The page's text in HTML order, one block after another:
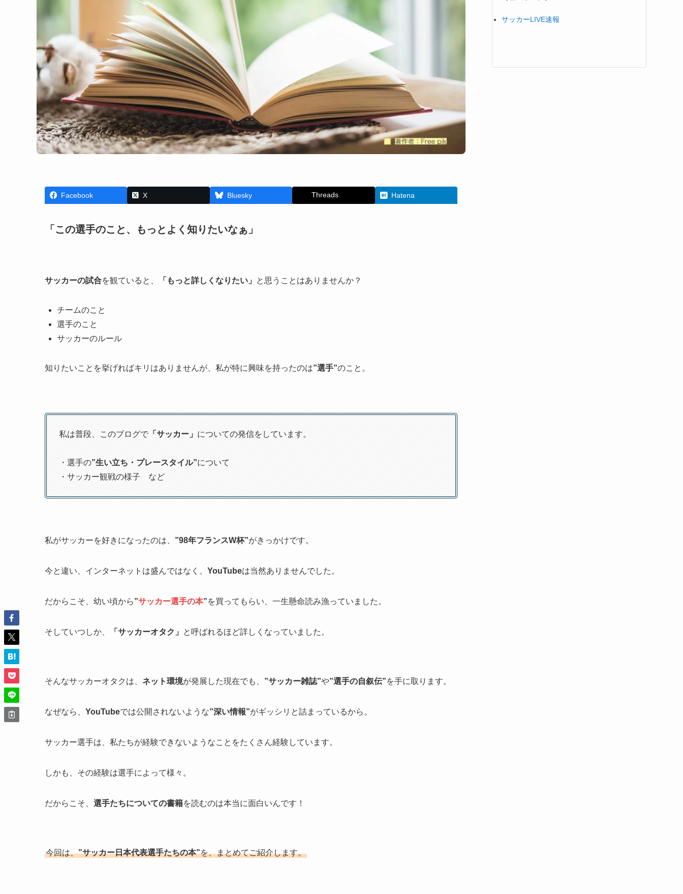
Facebook X Bluesky Threads Hatena
「この選手のこと、もっとよく知りたいなぁ」
サッカーの試合を観ていると、 「もっと詳しくなりたい」 と思うことはありませんか？
チームのこと
選手のこと
サッカーのルール
知りたいことを挙げればキリはありませんが、私が特に興味を持ったのは”選手”のこと。
私は普段、このブログで「サッカー」 についての発信をしています。
・選手の”生い立ち・プレースタイル”について
・サッカー観戦の様子 など
私がサッカーを好きになったのは、 ”98年フランスW杯”がきっかけです。
今と違い、インターネットは盛んではなく、 YouTubeは当然ありませんでした。
だからこそ、幼い頃から”サッカー選手の本”を買ってもらい、一生懸命読み漁っていました。
そしていつしか、 「サッカーオタク」 と呼ばれるほど詳しくなっていました。
そんなサッカーオタクは、 ネット環境が発展した現在でも、 ”サッカー雑誌”や”選手の自叙伝”を手に取ります。
なぜなら、 YouTubeでは公開されないような”深い情報”がギッシリと詰まっているから。
サッカー選手は、私たちが経験できないようなことをたくさん経験しています。
しかも、その経験は選手によって様々。
だからこそ、 選手たちについての書籍を読むのは本当に面白いんです！
今回は、”サッカー日本代表選手たちの本”を、まとめてご紹介します。
サッカーLIVE速報